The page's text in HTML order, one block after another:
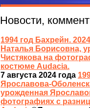
Новости,
1994 год Бахрейн.
Наталья Борисовна,
Чистякова на
костюме Audacia.
7 августа 2024 года
Ярославова-
урожденная
фотографиях с